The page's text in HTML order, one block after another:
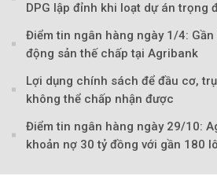
DPG lập đỉnh khi loạt dự án trọng
Điểm tin ngân hàng ngày 1/4:
động sản thế chấp tại Agribank
Lợi dụng chính sách để đầu cơ,
không thể chấp nhận được
Điểm tin ngân hàng ngày 29/10:
khoản nợ 30 tỷ đồng với gần 180